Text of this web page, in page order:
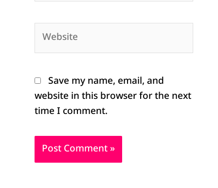
Website
Save my name, email, and
website in this browser for the next
time I comment.